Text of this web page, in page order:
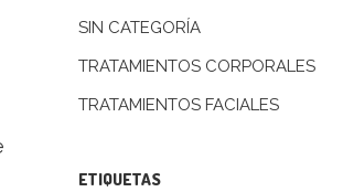
SIN CATEGORÍA
TRATAMIENTOS CORPORALES
TRATAMIENTOS FACIALES
ETIQUETAS